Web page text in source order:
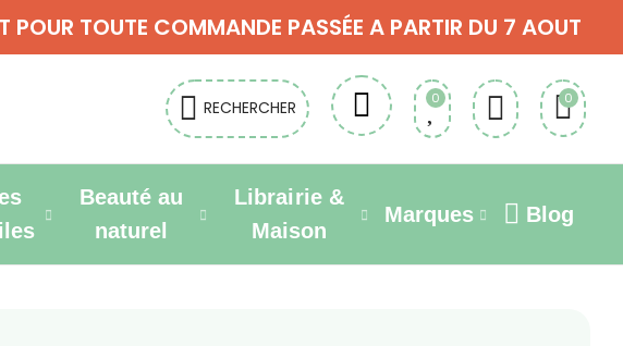
POUR TOUTE COMMANDE PASSÉE A PARTIR DU 7 AOUT
RECHERCHER 0 0
Beauté au
naturel
Librairie &
Maison
Marques Blog